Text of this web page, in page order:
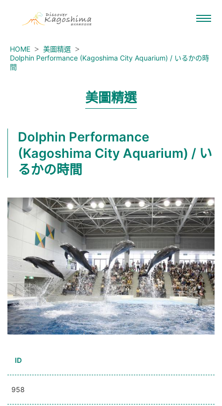
HOME
美圖精選
Dolphin Performance (Kagoshima City Aquarium) / いるかの時
間
美圖精選
Dolphin Performance
(Kagoshima City Aquarium) / い
るかの時間
ID
958